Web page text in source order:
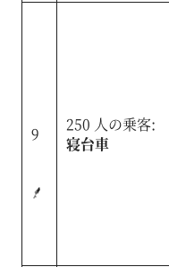
9
250 人の乗客:
寝台車